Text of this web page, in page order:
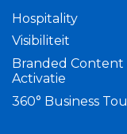
Hospitality
Visibiliteit
Branded Content
Activatie
360° Business